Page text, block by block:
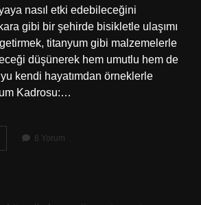
nasıl etki edebileceğini
gibi bir şehirde bisikletle ulaşımı
titanyum gibi malzemelerle
düşünerek hem umutlu hem de
kendi hayatımdan örneklerle
Kadrosu:…
8 Yorum